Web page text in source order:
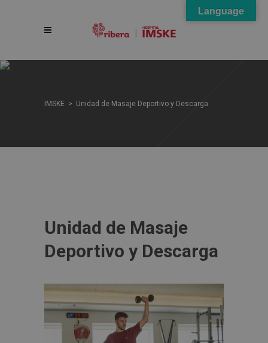
IMSKE > Unidad de Masaje Deportivo y Descarga
Unidad de Masaje
Deportivo y Descarga
Language